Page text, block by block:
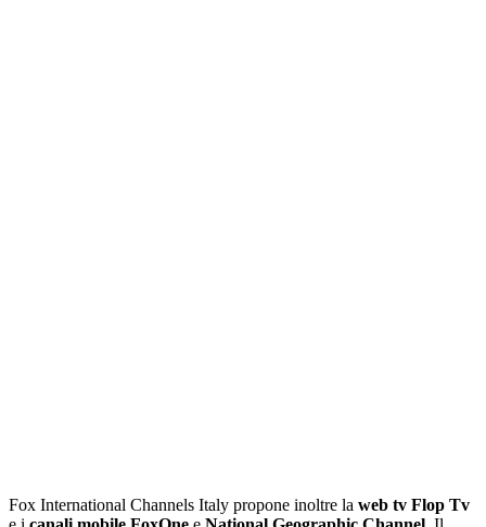
Fox International Channels Italy propone inoltre la web tv Flop Tv